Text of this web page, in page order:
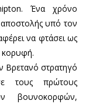
Ένα χρόνο
αποστολής υπό τον
να φτάσει ως
κορυφή.
Βρετανό στρατηγό
τους πρώτους
βουνοκορφών,